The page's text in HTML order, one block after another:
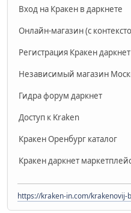
Вход на Кракен в даркнете
Онлайн-магазин (с
Регистрация Кракен даркнет
Независимый магазин
Гидра форум даркнет
Доступ к Kraken
Кракен Оренбург каталог
Кракен даркнет
https://kraken-in.com/krakenovij-